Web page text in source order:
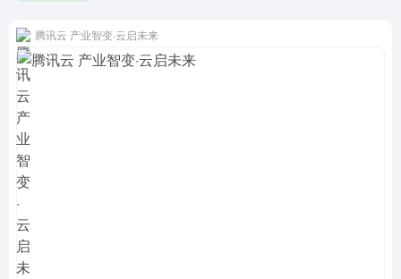
腾讯云 产业智变·云启未来